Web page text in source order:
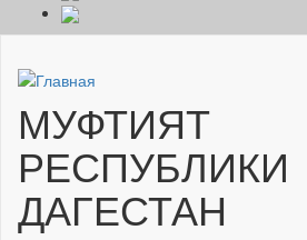
МУФТИЯТ
РЕСПУБЛИКИ
ДАГЕСТАН